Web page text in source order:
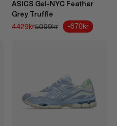
ASICS Gel-NYC Feather
Grey Truffle
REA-pris
4429krPris
5099kr -670kr